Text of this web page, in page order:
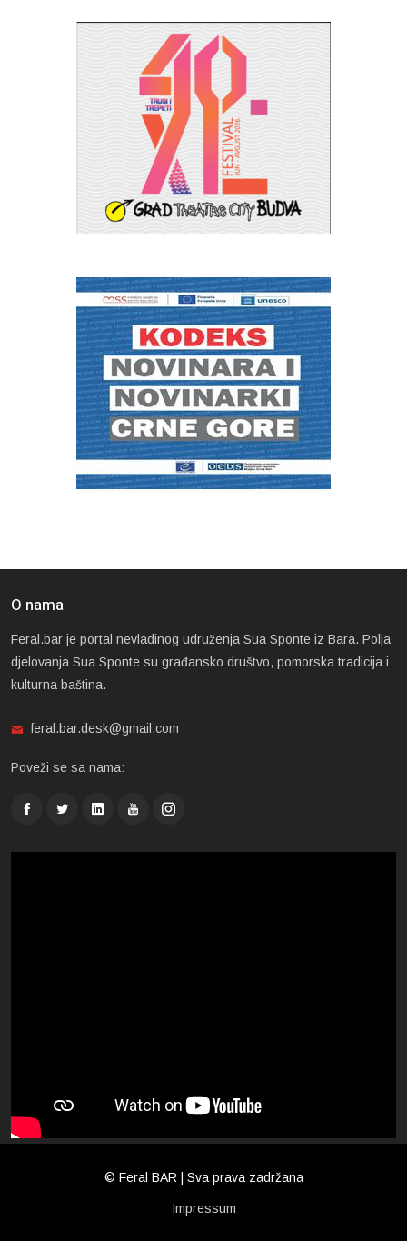
O nama
Feral.bar je portal nevladinog udruženja Sua Sponte iz Bara. Polja
djelovanja Sua Sponte su građansko društvo, pomorska tradicija i
kulturna baština.
feral.bar.desk@gmail.com
Poveži se sa nama:
© Feral BAR | Sva prava zadržana
Impressum